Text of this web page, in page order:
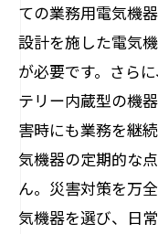
ての業務用電気機
設計を施した電気
が必要です。さら
テリー内蔵型の機
害時にも業務を継
気機器の定期的な
ん。災害対策を万
気機器を選び、日